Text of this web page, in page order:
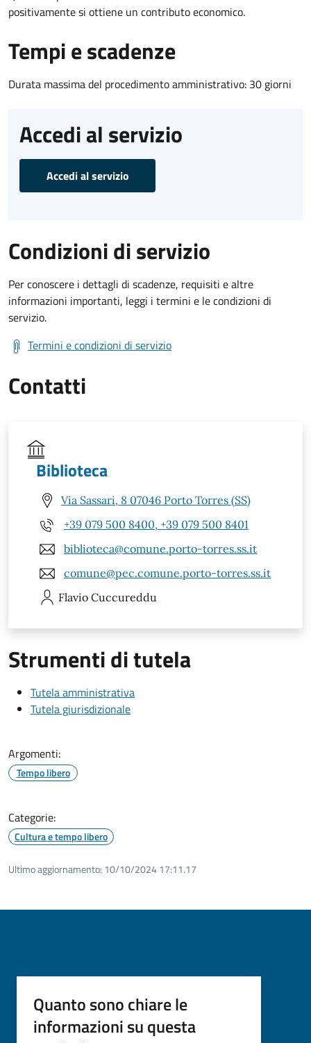
positivamente si ottiene un contributo economico.
Tempi e scadenze
Durata massima del procedimento amministrativo: 30 giorni
Accedi al servizio
Accedi al servizio
Condizioni di servizio
Per conoscere i dettagli di scadenze, requisiti e altre
informazioni importanti, leggi i termini e le condizioni di
servizio.
Termini e condizioni di servizio
Contatti
Biblioteca
Via Sassari, 8 07046 Porto Torres (SS)
+39 079 500 8400, +39 079 500 8401
biblioteca@comune.porto-torres.ss.it
comune@pec.comune.porto-torres.ss.it
Flavio Cuccureddu
Strumenti di tutela
Tutela amministrativa
Tutela giurisdizionale
Argomenti:
Tempo libero
Categorie:
Cultura e tempo libero
Ultimo aggiornamento: 10/10/2024 17:11.17
Quanto sono chiare le
informazioni su questa